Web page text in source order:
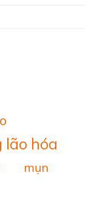
lão hóa
mụn